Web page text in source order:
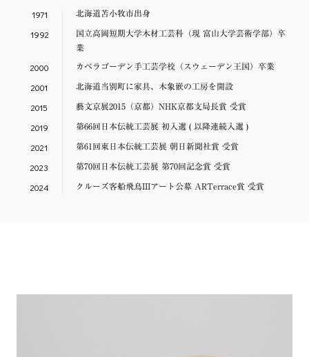
1971 北海道苫小牧市出身
1992
国立高岡短期大学木材工芸科（現 富山大学芸術学部）卒
業
2000 カペラゴーデン手工芸学校（スウェーデン王国）卒業
2001 北海道当別町に家具、木象嵌の工房を開設
2015 藝文京展2015（京都）NHK京都支局長賞 受賞
2019 第66回日本伝統工芸展 初入選 ( 以降連続入選 )
2021 第61回東日本伝統工芸展 朝日新聞社賞 受賞
2023 第70回日本伝統工芸展 第70回記念賞 受賞
2024 クルーズ客船飛鳥IIIアート公募 ARTerrace賞 受賞